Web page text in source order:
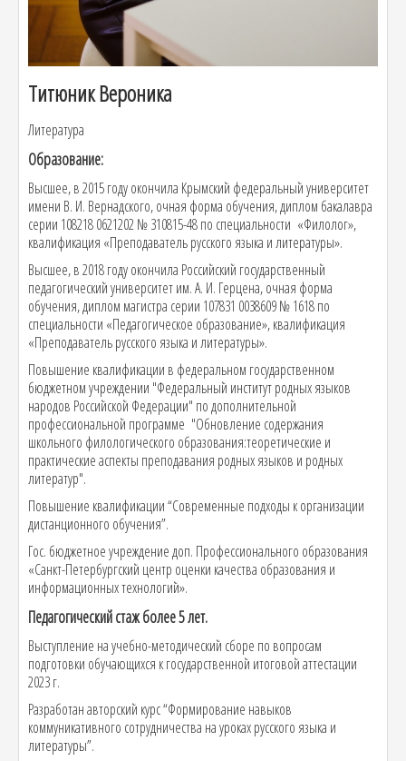
Титюник Вероника
Литература
Образование:
Высшее, в 2015 году окончила Крымский федеральный университет
имени В. И. Вернадского, очная форма обучения, диплом бакалавра
серии 108218 0621202 № 310815-48 по специальности «Филолог»,
квалификация «Преподаватель русского языка и литературы».
Высшее, в 2018 году окончила Российский государственный
педагогический университет им. А. И. Герцена, очная форма
обучения, диплом магистра серии 107831 0038609 № 1618 по
специальности «Педагогическое образование», квалификация
«Преподаватель русского языка и литературы».
Повышение квалификации в федеральном государственном
бюджетном учреждении "Федеральный институт родных языков
народов Российской Федерации" по дополнительной
профессиональной программе "Обновление содержания
школьного филологического образования:теоретические и
практические аспекты преподавания родных языков и родных
литератур".
Повышение квалификации “Современные подходы к организации
дистанционного обучения”.
Гос. бюджетное учреждение доп. Профессионального образования
«Санкт-Петербургский центр оценки качества образования и
информационных технологий».
Педагогический стаж более 5 лет.
Выступление на учебно-методический сборе по вопросам
подготовки обучающихся к государственной итоговой аттестации
2023 г.
Разработан авторский курс “Формирование навыков
коммуникативного сотрудничества на уроках русского языка и
литературы”.